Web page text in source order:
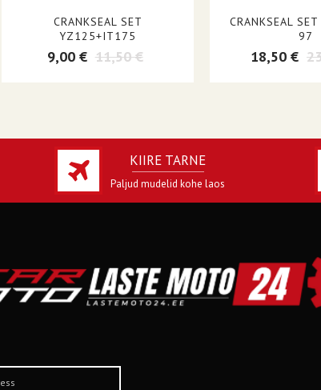
CRANKSEAL SET
YZ125+IT175
9,00 € 11,50 €
CRANKSEAL
97
18,50 €
KIIRE TARNE
Paljud mudelid kohe laos